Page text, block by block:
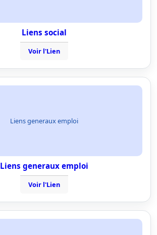
Liens social
Voir l'Lien
Liens generaux emploi
Liens generaux emploi
Voir l'Lien